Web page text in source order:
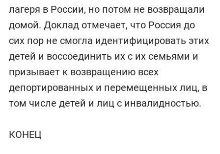
лагеря в России, но потом не возвращали
домой. Доклад отмечает, что Россия до
сих пор не смогла идентифицировать этих
детей и воссоединить их с их семьями и
призывает к возвращению всех
депортированных и перемещенных лиц, в
том числе детей и лиц с инвалидностью.
КОНЕЦ